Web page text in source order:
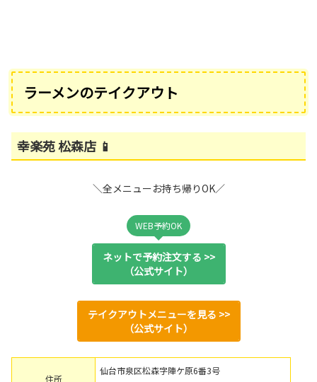
ラーメンのテイクアウト
幸楽苑 松森店 📱
＼全メニューお持ち帰りOK／
WEB予約OK
ネットで予約注文する >>
（公式サイト）
テイクアウトメニューを見る >>
（公式サイト）
住所
仙台市泉区松森字陣ケ原6番3号